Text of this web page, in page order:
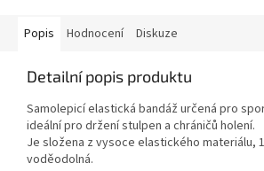
Popis Hodnocení Diskuze
Detailní popis produktu
Samolepicí elastická bandáž určená pro
ideální pro držení stulpen a chráničů holení.
Je složena z vysoce elastického materiálu,
voděodolná.